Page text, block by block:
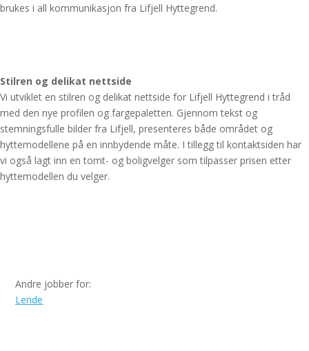
brukes i all kommunikasjon fra Lifjell Hyttegrend.
Stilren og delikat nettside
Vi utviklet en stilren og delikat nettside for Lifjell Hyttegrend i tråd
med den nye profilen og fargepaletten. Gjennom tekst og
stemningsfulle bilder fra Lifjell, presenteres både området og
hyttemodellene på en innbydende måte. I tillegg til kontaktsiden har
vi også lagt inn en tomt- og boligvelger som tilpasser prisen etter
hyttemodellen du velger.
Andre jobber for:
Lende